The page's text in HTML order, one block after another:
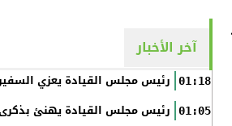
آخر الأخبار
01:18 رئيس مجلس القيادة يعزي السفير
01:05 رئيس مجلس القيادة يهنئ بذكرى